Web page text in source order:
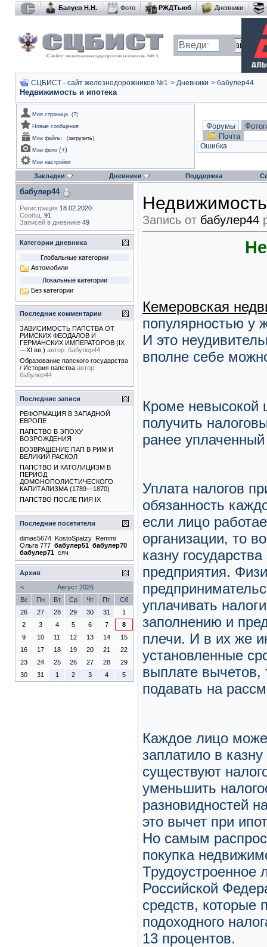
Балуев Н.Н. Фото РЖДТьюб Дневники
СЦБИСТ - сайт железнодорожников №1 > Дневники > бабулер44
Недвижимость и ипотека
Моя страница (?)
Новые сообщения
Мои файлы
(загрузить)
Мои фото (+)
Мои настройки
Форумы
Почта
Ошибка
Закладки Дневники Поддержка
Запись от бабулер44
Кемеровская
популярностью у
И это
вполне себе
Кроме невысокой
получить
ранее
Уплата налогов
обязанность
если лицо
организации, то
казну
предприятия.
уплачивать
заполнению и
плечи. И в их же
установленные
выплате вычетов,
подавать на
Каждое лицо
заплатило в
существуют
уменьшить
разновидностей
это вычет при
Но самым
покупка
Трудоустроенное
Российской
средств, которые
подоходного
13 процентов.
бабулер44
Регистрация 18.02.2020
Сообщ. 91
Записей в дневнике 49
Категории дневника
Глобальные категории
Автомобили
Локальные категории
Без категории
Последние комментарии
ЗАВИСИМОСТЬ ПАПСТВА ОТ
РИМСКИХ ФЕОДАЛОВ И
ГЕРМАНСКИХ ИМПЕРАТОРОВ (IX
—XI вв.) автор: бабулер44
Образование папского государства
/ История папства автор:
бабулер44
Последние записи
РЕФОРМАЦИЯ В ЗАПАДНОЙ
ЕВРОПЕ
ПАПСТВО В ЭПОХУ
ВОЗРОЖДЕНИЯ
ВОЗВРАЩЕНИЕ ПАП В РИМ И
ВЕЛИКИЙ РАСКОЛ
ПАПСТВО И КАТОЛИЦИЗМ В
ПЕРИОД
ДОМОНОПОЛИСТИЧЕСКОГО
КАПИТАЛИЗМА (1789—1870)
ПАПСТВО ПОСЛЕ ПИЯ IX
Последние посетители
dimas5674 KostoSpatzy
Remmi
Ольга 777 бабулер51 бабулер70
бабулер71 сяч
Архив
<
Август 2026
Вс
Пн Вт Ср Чт Пт
Сб
26
27 28 29 30 31
1
2
3 4 5 6 7
8
9
10 11 12 13 14
15
16
17 18 19 20 21
22
23
24 25 26 27 28
29
30
31 1 2 3 4 5